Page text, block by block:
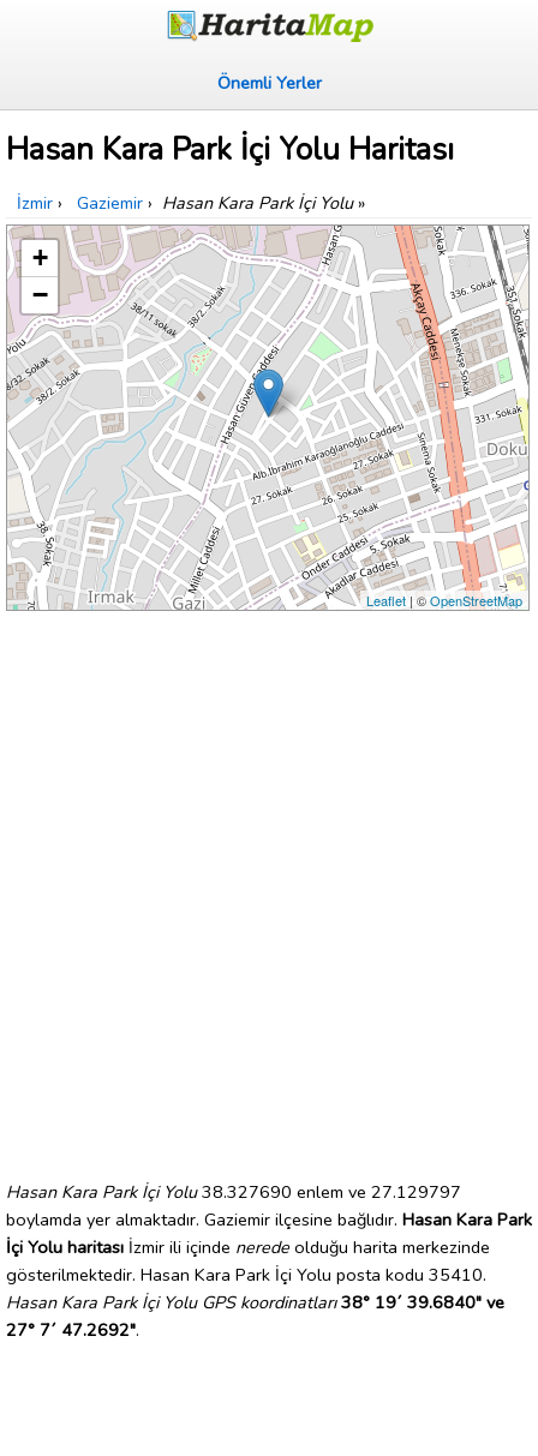
Önemli Yerler
Hasan Kara Park İçi Yolu Haritası
İzmir › Gaziemir › Hasan Kara Park İçi Yolu»
+
−
Leaflet| ©OpenStreetMap
Hasan Kara Park İçi Yolu38.327690 enlem ve 27.129797
boylamda yer almaktadır. Gaziemir ilçesine bağlıdır. Hasan Kara Park
İçi Yolu haritası İzmir ili içinde nerede olduğu harita merkezinde
gösterilmektedir. Hasan Kara Park İçi Yolu posta kodu 35410.
Hasan Kara Park İçi Yolu GPS koordinatları 38° 19´ 39.6840" ve
27° 7´ 47.2692".